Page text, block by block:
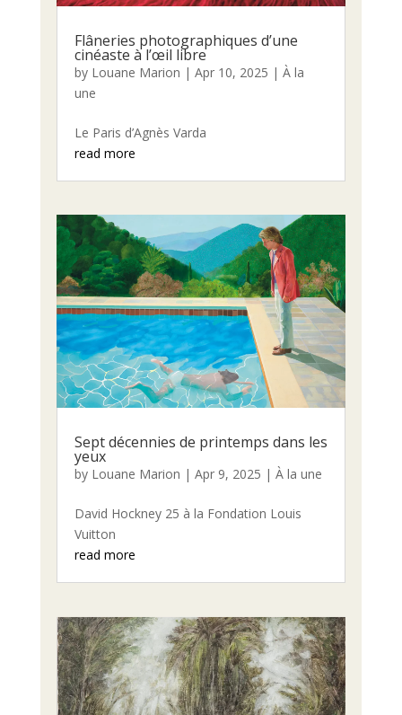
Flâneries photographiques d’une
cinéaste à l’œil libre
by Louane Marion | Apr 10, 2025 | À la
une
Le Paris d’Agnès Varda
read more
Sept décennies de printemps dans les
yeux
by Louane Marion | Apr 9, 2025 | À la une
David Hockney 25 à la Fondation Louis
Vuitton
read more